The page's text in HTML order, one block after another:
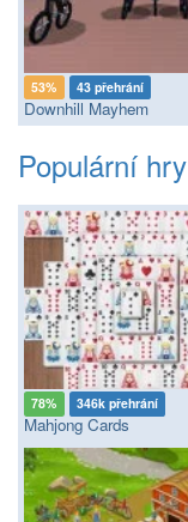
53% 43 přehrání
Downhill Mayhem
Populární hry
78% 346k přehrání
Mahjong Cards